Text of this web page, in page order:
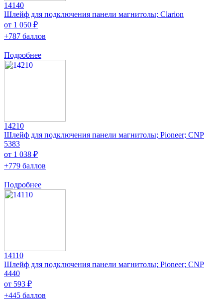
14140
Шлейф для подключения панели магнитолы; Clarion
от 1 050 ₽
+787 баллов
Подробнее
14210
Шлейф для подключения панели магнитолы; Pioneer; CNP
5383
от 1 038 ₽
+779 баллов
Подробнее
14110
Шлейф для подключения панели магнитолы; Pioneer; CNP
4440
от 593 ₽
+445 баллов